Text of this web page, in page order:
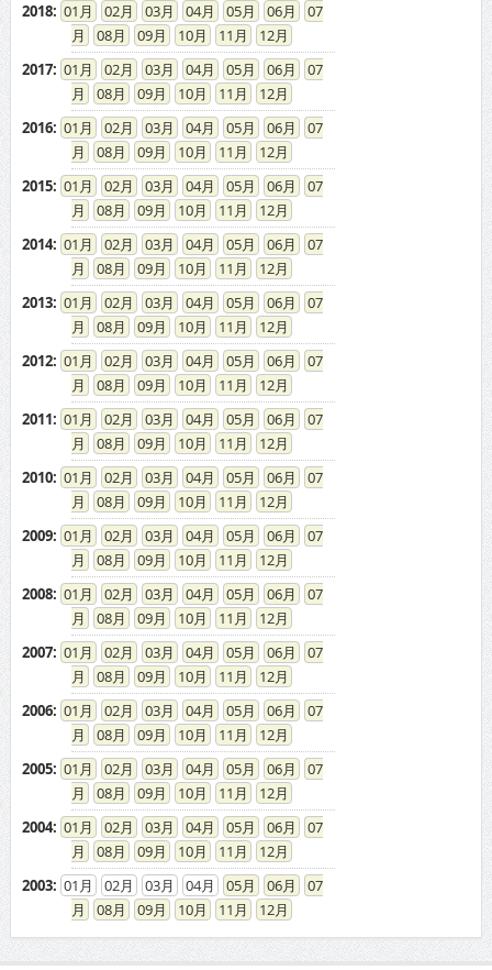
2018: 01 02 03 04 05 06
07
08
09 10 11
12
2017: 01 02 03 04 05 06
07
08
09 10 11
12
2016: 01 02 03 04 05 06
07
08
09 10 11
12
2015: 01 02 03 04 05 06
07
08
09 10 11
12
2014: 01 02 03 04 05 06
07
08
09 10 11
12
2013: 01 02 03 04 05 06
07
08
09 10 11
12
2012: 01 02 03 04 05 06
07
08
09 10 11
12
2011: 01 02 03 04 05 06
07
08
09 10 11
12
2010: 01 02 03 04 05 06
07
08
09 10 11
12
2009: 01 02 03 04 05 06
07
08
09 10 11
12
2008: 01 02 03 04 05 06
07
08
09 10 11
12
2007: 01 02 03 04 05 06
07
08
09 10 11
12
2006: 01 02 03 04 05 06
07
08
09 10 11
12
2005: 01 02 03 04 05 06
07
08
09 10 11
12
2004: 01 02 03 04 05 06
07
08
09 10 11
12
2003: 01 02 03 04 05 06
07
08
09 10 11 12